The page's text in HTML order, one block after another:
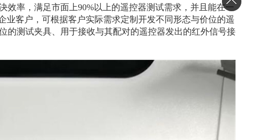
率，满足市面上90%以上的遥控器测试需求，并且能在一
客户，可根据客户实际需求定制开发不同形态与价位的遥
的测试夹具、用于接收与其配对的遥控器发出的红外信号接